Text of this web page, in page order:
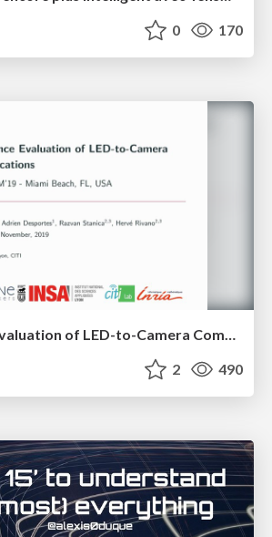
0 170
Performance Evaluation of LED-to-Camera Communications
2 490